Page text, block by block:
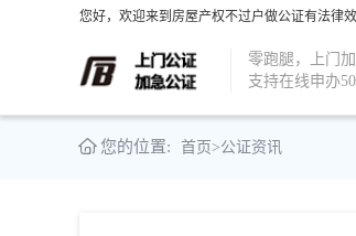
您好，欢迎来到房屋产权不过户做公证有法律
零跑腿，上门
支持在线申办
您的位置: 首页>公证资讯